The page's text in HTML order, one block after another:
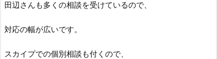
田辺さんも多くの相談を受けているので、
対応の幅が広いです。
スカイプでの個別相談も付くので、